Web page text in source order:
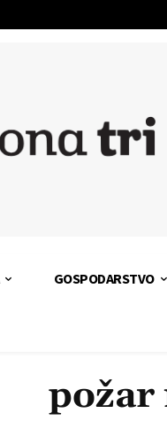
GOSPODARSTVO
požar